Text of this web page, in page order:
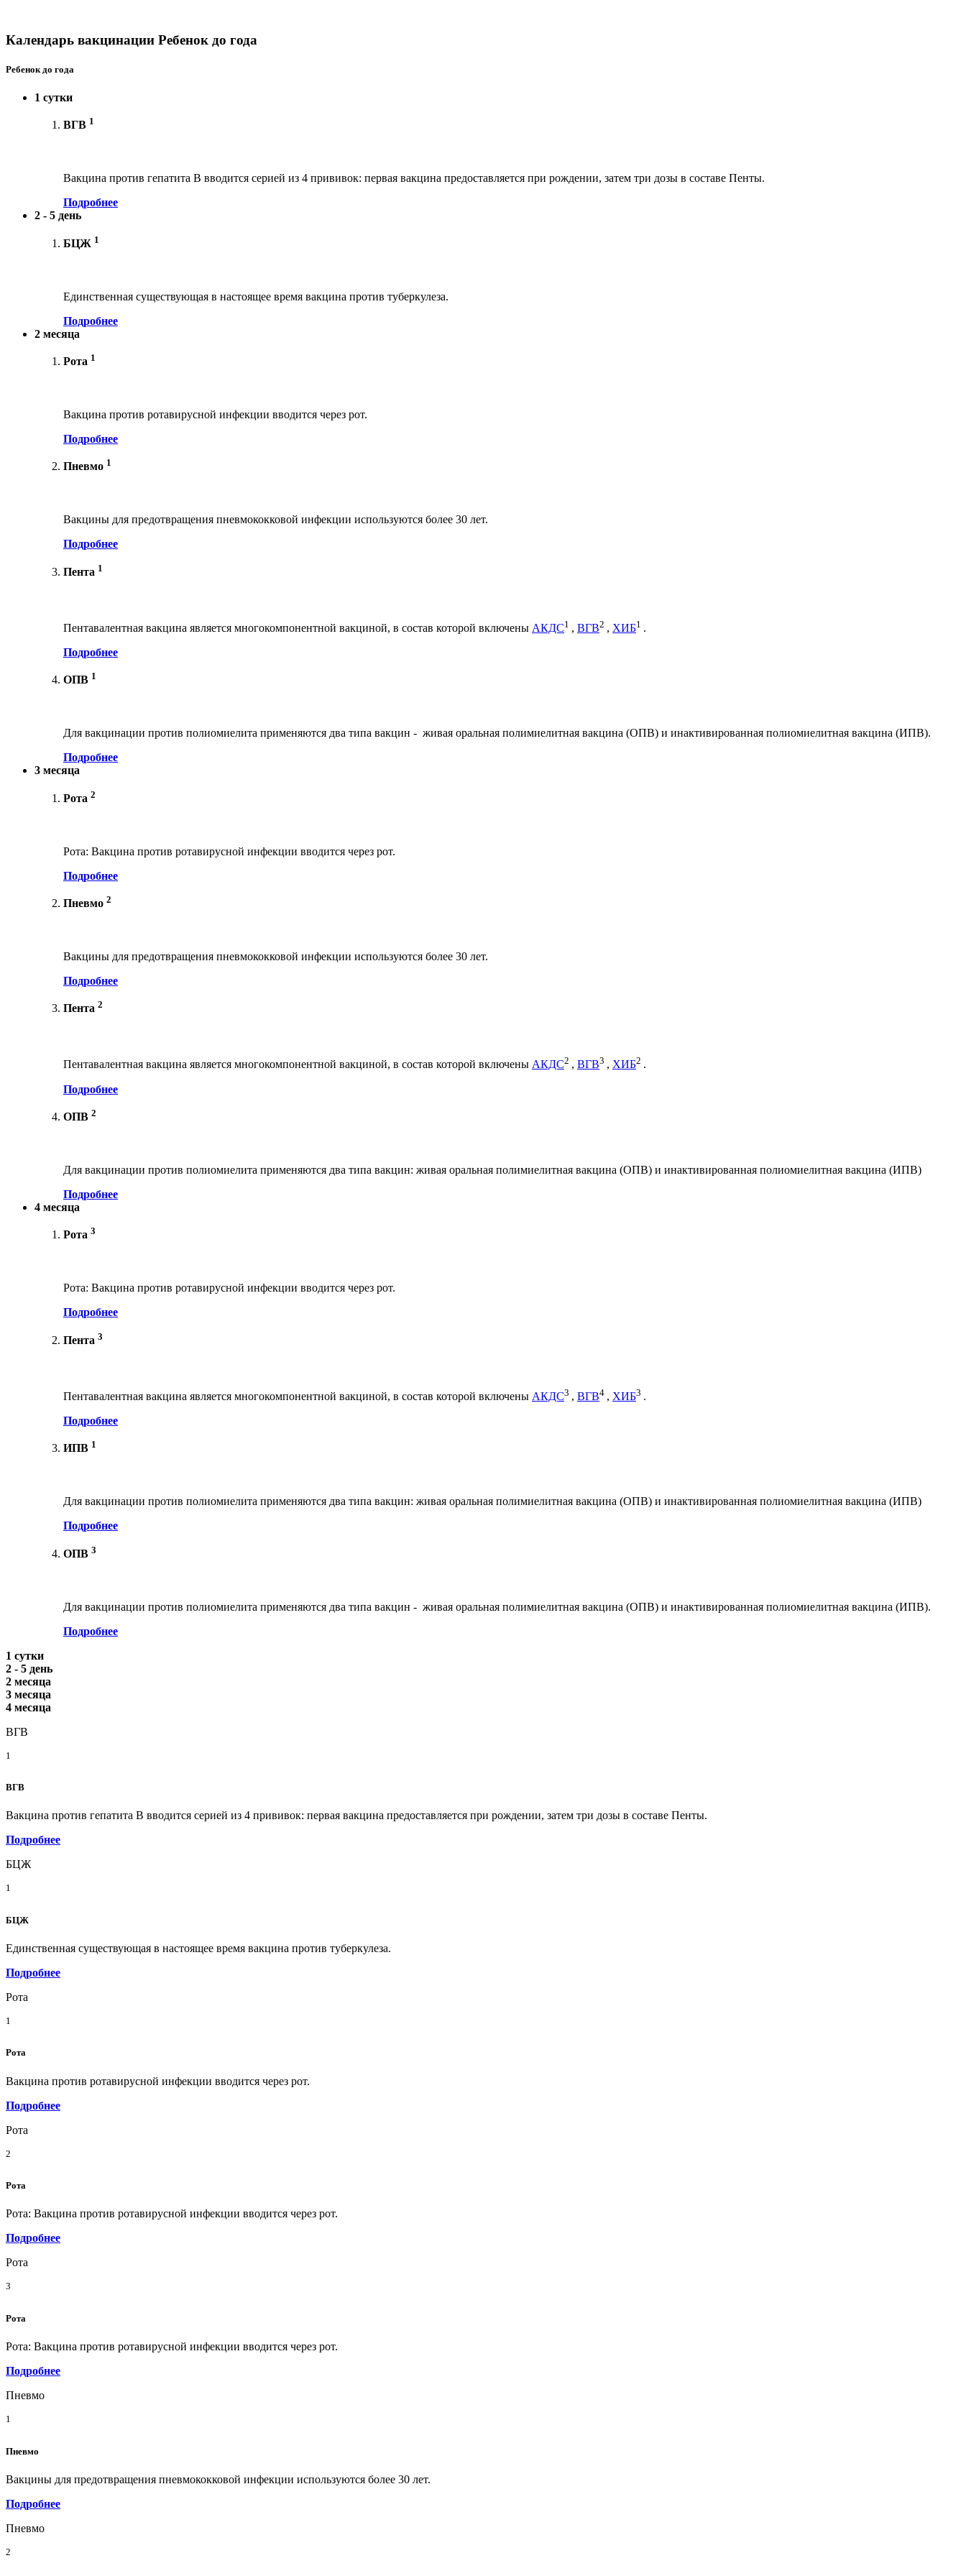
Календарь вакцинации Ребенок до года
Ребенок до года
1 сутки
ВГВ 1
Вакцина против гепатита В вводится серией из 4 прививок: первая вакцина предоставляется при рождении, затем три дозы в составе Пенты.
Подробнее
2 - 5 день
БЦЖ 1
Единственная существующая в настоящее время вакцина против туберкулеза.
Подробнее
2 месяца
Рота 1
Вакцина против ротавирусной инфекции вводится через рот.
Подробнее
Пневмо 1
Вакцины для предотвращения пневмококковой инфекции используются более 30 лет.
Подробнее
Пента 1
Пентавалентная вакцина является многокомпонентной вакциной, в состав которой включены АКДС1 , ВГВ2 , ХИБ1 .
Подробнее
ОПВ 1
Для вакцинации против полиомиелита применяются два типа вакцин - живая оральная полимиелитная вакцина (ОПВ) и инактивированная полиомиелитная вакцина (ИПВ).
Подробнее
3 месяца
Рота 2
Рота: Вакцина против ротавирусной инфекции вводится через рот.
Подробнее
Пневмо 2
Вакцины для предотвращения пневмококковой инфекции используются более 30 лет.
Подробнее
Пента 2
Пентавалентная вакцина является многокомпонентной вакциной, в состав которой включены АКДС2 , ВГВ3 , ХИБ2 .
Подробнее
ОПВ 2
Для вакцинации против полиомиелита применяются два типа вакцин: живая оральная полимиелитная вакцина (ОПВ) и инактивированная полиомиелитная вакцина (ИПВ)
Подробнее
4 месяца
Рота 3
Рота: Вакцина против ротавирусной инфекции вводится через рот.
Подробнее
Пента 3
Пентавалентная вакцина является многокомпонентной вакциной, в состав которой включены АКДС3 , ВГВ4 , ХИБ3 .
Подробнее
ИПВ 1
Для вакцинации против полиомиелита применяются два типа вакцин: живая оральная полимиелитная вакцина (ОПВ) и инактивированная полиомиелитная вакцина (ИПВ)
Подробнее
ОПВ 3
Для вакцинации против полиомиелита применяются два типа вакцин - живая оральная полимиелитная вакцина (ОПВ) и инактивированная полиомиелитная вакцина (ИПВ).
Подробнее
1 сутки
2 - 5 день
2 месяца
3 месяца
4 месяца
ВГВ
1
ВГВ
Вакцина против гепатита В вводится серией из 4 прививок: первая вакцина предоставляется при рождении, затем три дозы в составе Пенты.
Подробнее
БЦЖ
1
БЦЖ
Единственная существующая в настоящее время вакцина против туберкулеза.
Подробнее
Рота
1
Рота
Вакцина против ротавирусной инфекции вводится через рот.
Подробнее
Рота
2
Рота
Рота: Вакцина против ротавирусной инфекции вводится через рот.
Подробнее
Рота
3
Рота
Рота: Вакцина против ротавирусной инфекции вводится через рот.
Подробнее
Пневмо
1
Пневмо
Вакцины для предотвращения пневмококковой инфекции используются более 30 лет.
Подробнее
Пневмо
2